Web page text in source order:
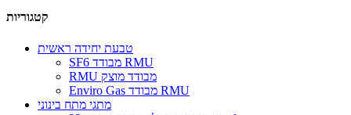
קטגוריות
טבעת יחידה ראשית
SF6 מבודד RMU
RMU מבודד מוצק
Enviro Gas מבודד RMU
מתגי מתח בינוני